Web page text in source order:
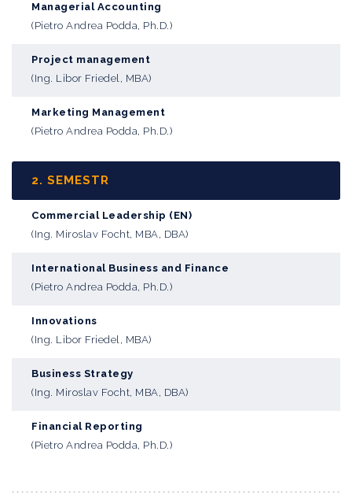
Managerial Accounting
(Pietro Andrea Podda, Ph.D.)
Project management
(Ing. Libor Friedel, MBA)
Marketing Management
(Pietro Andrea Podda, Ph.D.)
2. SEMESTR
Commercial Leadership (EN)
(Ing. Miroslav Focht, MBA, DBA)
International Business and Finance
(Pietro Andrea Podda, Ph.D.)
Innovations
(Ing. Libor Friedel, MBA)
Business Strategy
(Ing. Miroslav Focht, MBA, DBA)
Financial Reporting
(Pietro Andrea Podda, Ph.D.)